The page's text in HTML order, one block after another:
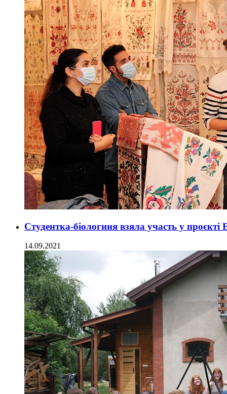
Студентка-біологиня взяла участь у проєкті
14.09.2021